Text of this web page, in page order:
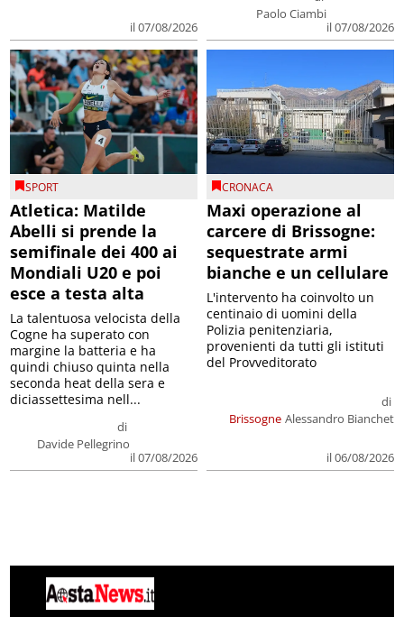
il 07/08/2026
Paolo Ciambi
il 07/08/2026
SPORT
Atletica: Matilde
Abelli si prende la
semifinale dei 400 ai
Mondiali U20 e poi
esce a testa alta
di
Davide Pellegrino
il 07/08/2026
La talentuosa velocista della
Cogne ha superato con
margine la batteria e ha
quindi chiuso quinta nella
seconda heat della sera e
diciassettesima nell...
CRONACA
Maxi operazione al
carcere di Brissogne:
sequestrate armi
bianche e un cellulare
Brissogne
di
Alessandro Bianchet
il 06/08/2026
L'intervento ha coinvolto un
centinaio di uomini della
Polizia penitenziaria,
provenienti da tutti gli istituti
del Provveditorato